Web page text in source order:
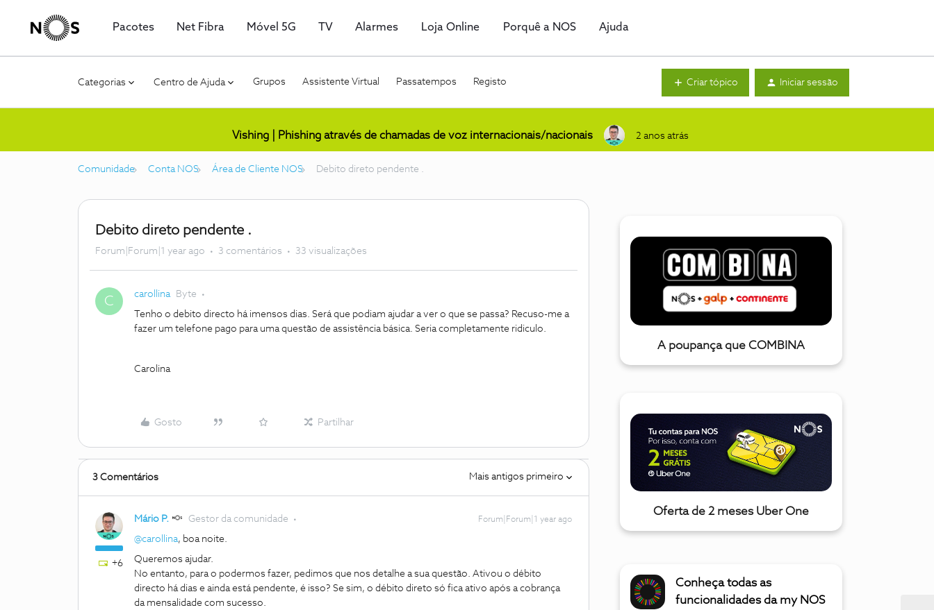
Pacotes Net Fibra Móvel 5G TV Alarmes Loja Online Porquê a NOS Ajuda
Categorias Centro de Ajuda Grupos Assistente Virtual Passatempos Registo Criar tópico Iniciar sessão
Vishing | Phishing através de chamadas de voz internacionais/nacionais 2 anos atrás
Comunidade Conta NOS Área de Cliente NOS Debito direto pendente .
Debito direto pendente .
Forum|Forum|1 year ago 3 comentários 33 visualizações
C carollina Byte
Tenho o debito directo há imensos dias. Será que podiam ajudar a ver o que se passa? Recuso-me a
fazer um telefone pago para uma questão de assistência básica. Seria completamente ridiculo.
Carolina
Gosto Partilhar
3 Comentários Mais antigos primeiro
+6
Mário P. Gestor da comunidade Forum|Forum|1 year ago
@carollina, boa noite.
Queremos ajudar.
No entanto, para o podermos fazer, pedimos que nos detalhe a sua questão. Ativou o débito
directo há dias e ainda está pendente, é isso? Se sim, o débito direto só fica ativo após a cobrança
da mensalidade com sucesso.
A poupança que COMBINA
Oferta de 2 meses Uber One
Conheça todas as
funcionalidades da my NOS